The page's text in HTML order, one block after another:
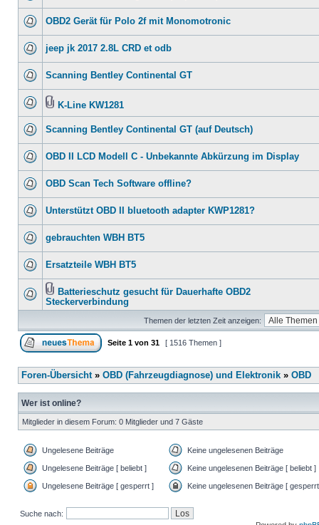
OBD2 Gerät für Polo 2f mit Monomotronic
jeep jk 2017 2.8L CRD et odb
Scanning Bentley Continental GT
K-Line KW1281
Scanning Bentley Continental GT (auf Deutsch)
OBD II LCD Modell C - Unbekannte Abkürzung im Display
OBD Scan Tech Software offline?
Unterstützt OBD II bluetooth adapter KWP1281?
gebrauchten WBH BT5
Ersatzteile WBH BT5
Batterieschutz gesucht für Dauerhafte OBD2
Steckerverbindung
Themen der letzten Zeit anzeigen:
Seite 1 von 31 [ 1516 Themen ]
Foren-Übersicht» OBD (Fahrzeugdiagnose) und Elektronik » OBD
Wer ist online?
Mitglieder in diesem Forum: 0 Mitglieder und 7 Gäste
Ungelesene Beiträge Keine ungelesenen Beiträge
Ungelesene Beiträge [ beliebt ] Keine ungelesenen Beiträge [ beliebt ]
Ungelesene Beiträge [ gesperrt ] Keine ungelesenen Beiträge [
Suche nach: